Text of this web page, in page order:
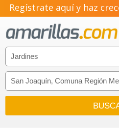
Regístrate aquí y haz